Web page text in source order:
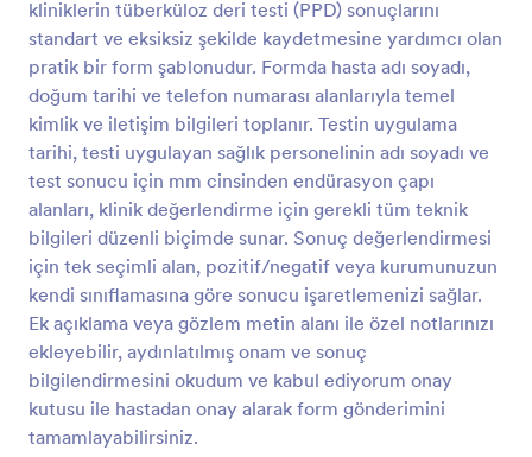
kliniklerin tüberküloz deri testi (PPD) sonuçlarını
standart ve eksiksiz şekilde kaydetmesine yardımcı olan
pratik bir form şablonudur. Formda hasta adı soyadı,
doğum tarihi ve telefon numarası alanlarıyla temel
kimlik ve iletişim bilgileri toplanır. Testin uygulama
tarihi, testi uygulayan sağlık personelinin adı soyadı ve
test sonucu için mm cinsinden endürasyon çapı
alanları, klinik değerlendirme için gerekli tüm teknik
bilgileri düzenli biçimde sunar. Sonuç değerlendirmesi
için tek seçimli alan, pozitif/negatif veya kurumunuzun
kendi sınıflamasına göre sonucu işaretlemenizi sağlar.
Ek açıklama veya gözlem metin alanı ile özel notlarınızı
ekleyebilir, aydınlatılmış onam ve sonuç
bilgilendirmesini okudum ve kabul ediyorum onay
kutusu ile hastadan onay alarak form gönderimini
tamamlayabilirsiniz.
Önizleme